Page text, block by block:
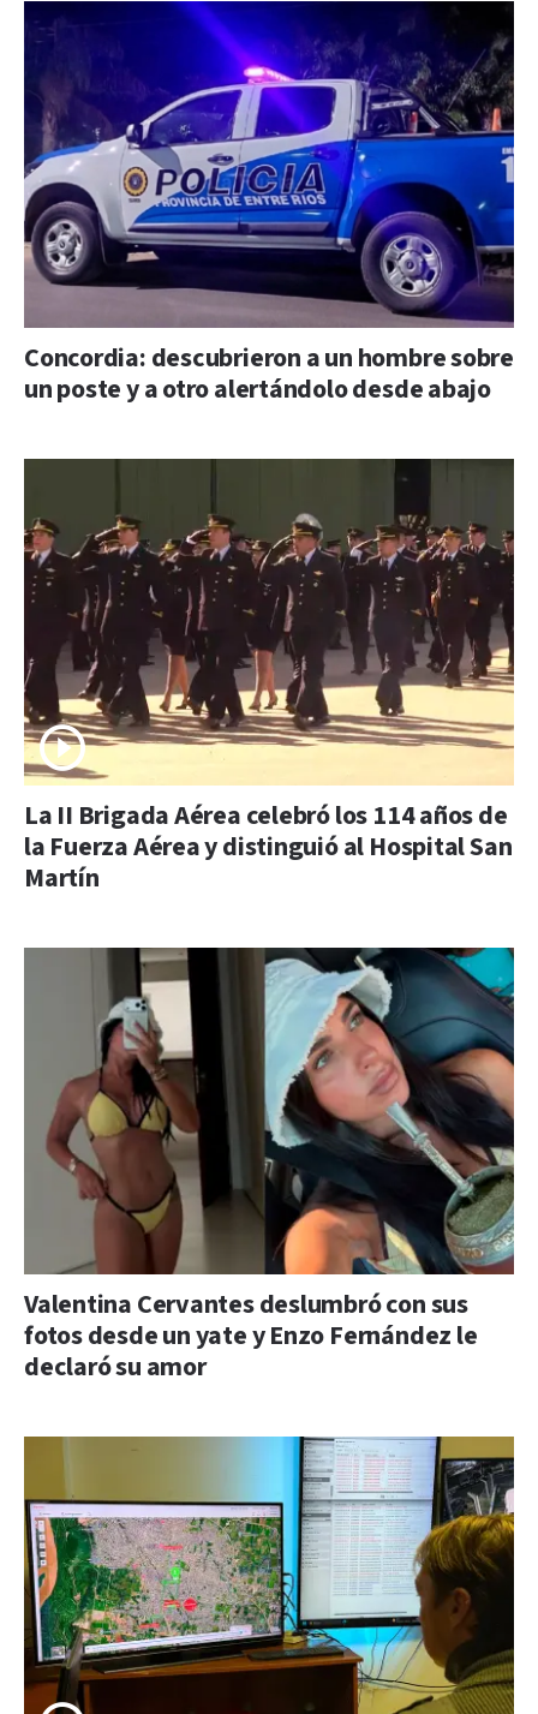
Concordia: descubrieron a un hombre sobre
un poste y a otro alertándolo desde abajo
La II Brigada Aérea celebró los 114 años de
la Fuerza Aérea y distinguió al Hospital San
Martín
Valentina Cervantes deslumbró con sus
fotos desde un yate y Enzo Fernández le
declaró su amor